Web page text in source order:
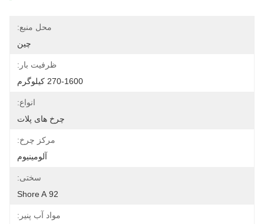
محل منبع:
چین
ظرفیت بار:
270-1600 کیلوگرم
انواع:
چرخ های پلات
مرکز چرخ:
آلومینیوم
سختی:
92 Shore A
مواد آب پنیر: